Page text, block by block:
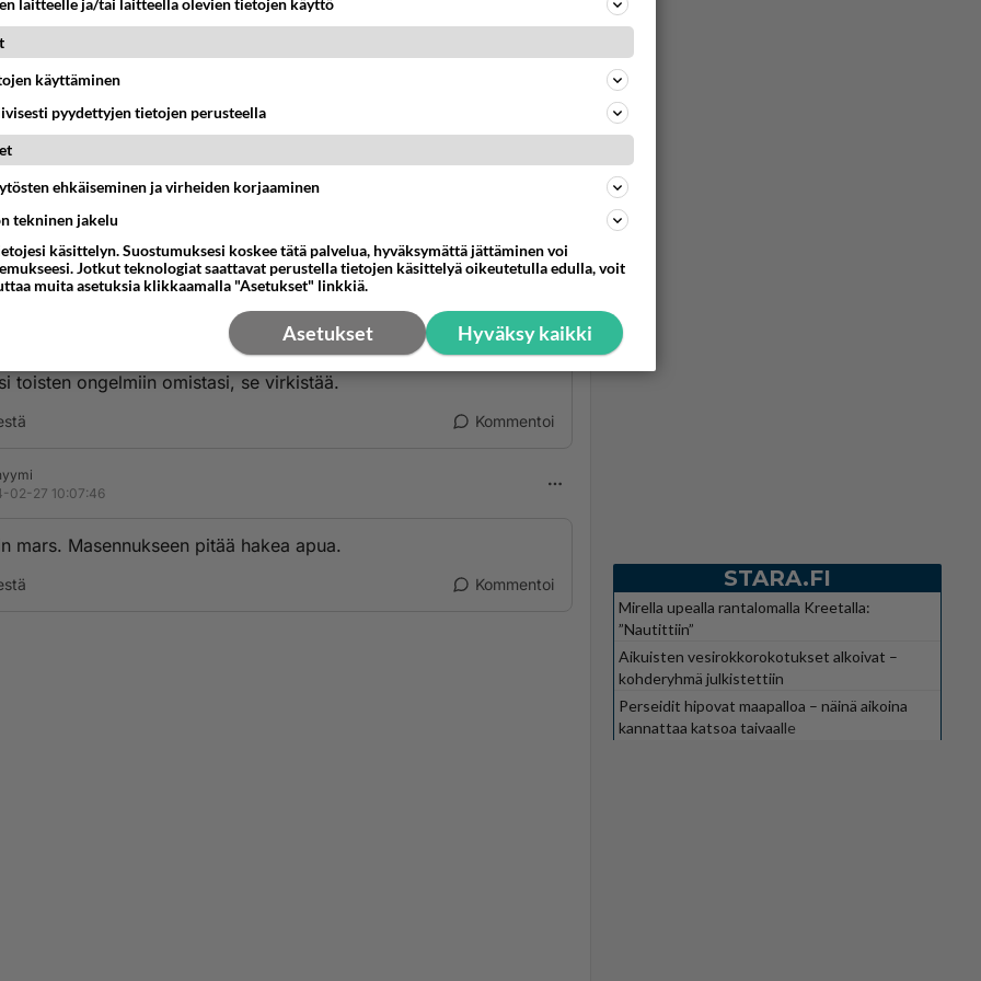
raamattu.fi Uudentestamentin Johanneksen evankeliumi ja
kuva sen perusteella Jeesuksesta.
haluutko rukoilla sitä.
käy helposti makuulta käsin ja mikä parasta: sekä sivistää, että
makoilun tuskan kun sentään luet.
mene auttaan jotain ihmistä, vaikkei olisi tuttukaan. Kiinnitä
toisten ongelmiin omistasi, se virkistää.
Kommentoi
02-27 10:07:46
mars. Masennukseen pitää hakea apua.
Kommentoi STARA.FI
Mirella upealla rantalomalla Kreetalla:
”Nautittiin”
Aikuisten vesirokkorokotukset alkoivat –
kohderyhmä julkistettiin
Perseidit hipovat maapalloa – näinä aikoina
kannattaa katsoa taivaalle
laitteelle ja/tai laitteella olevien tietojen käyttö
käyttäminen
pyydettyjen tietojen perusteella
ehkäiseminen ja virheiden korjaaminen
tekninen jakelu
käsittelyn. Suostumuksesi koskee tätä palvelua, hyväksymättä jättäminen voi
Jotkut teknologiat saattavat perustella tietojen käsittelyä oikeutetulla edulla, voit
muita asetuksia klikkaamalla "Asetukset" linkkiä.
Hyväksy kaikki
Asetukset